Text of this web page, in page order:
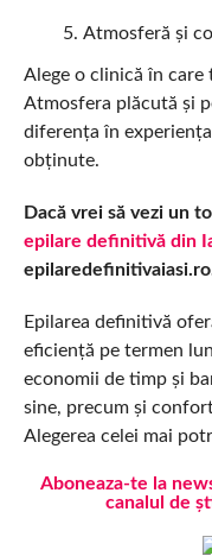
Atmosferă și
Alege o clinică în
Atmosfera plăcută și
diferența în
obținute.
Dacă vrei să vezi un
epilare definitivă din
Epilarea definitivă
eficiență pe termen
economii de timp și
sine, precum și
Alegerea celei mai
Aboneaza-te la
canalul de